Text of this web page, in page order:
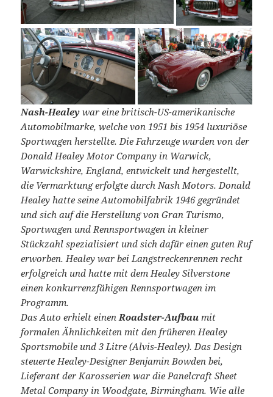
Nash-Healey war eine britisch-US-amerikanische
Automobilmarke, welche von 1951 bis 1954 luxuriöse
Sportwagen herstellte. Die Fahrzeuge wurden von der
Donald Healey Motor Company in Warwick,
Warwickshire, England, entwickelt und hergestellt,
die Vermarktung erfolgte durch Nash Motors. Donald
Healey hatte seine Automobilfabrik 1946 gegründet
und sich auf die Herstellung von Gran Turismo,
Sportwagen und Rennsportwagen in kleiner
Stückzahl spezialisiert und sich dafür einen guten Ruf
erworben. Healey war bei Langstreckenrennen recht
erfolgreich und hatte mit dem Healey Silverstone
einen konkurrenzfähigen Rennsportwagen im
Programm.
Das Auto erhielt einen Roadster-Aufbau mit
formalen Ähnlichkeiten mit den früheren Healey
Sportsmobile und 3 Litre (Alvis-Healey). Das Design
steuerte Healey-Designer Benjamin Bowden bei,
Lieferant der Karosserien war die Panelcraft Sheet
Metal Company in Woodgate, Birmingham. Wie alle